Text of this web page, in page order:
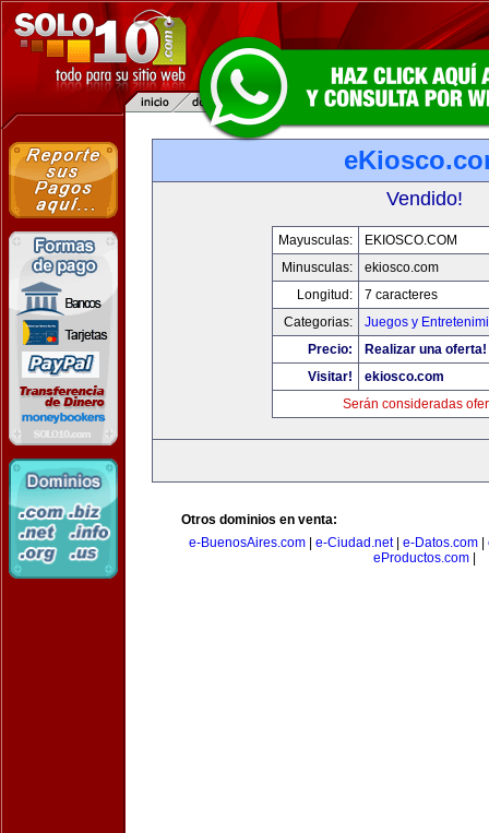
Vendido!
Mayusculas:
EKIOSCO.COM
Minusculas:
ekiosco.com
Longitud:
7 caracteres
Categorias:
Juegos y
Precio:
Realizar una oferta!
Visitar!
ekiosco.com
Serán consideradas
Otros dominios en venta:
e-BuenosAires.com| e-Ciudad.net| e-Datos.com|
eProductos.com